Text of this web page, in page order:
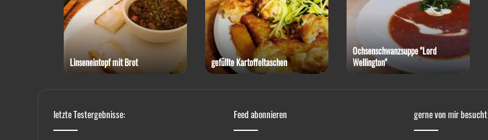
Linseneintopf mit Brot gefüllte Kartoffeltaschen
Ochsenschwanzsuppe "Lord
Wellington"
letzte Testergebnisse: Feed abonnieren gerne von mir besucht